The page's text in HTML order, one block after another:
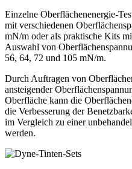
Einzelne Oberflächenenergie-
mit verschiedenen
mN/m oder als praktische Kits
Auswahl von
56, 64, 72 und 105 mN/m.
Durch Auftragen von
ansteigender
Oberfläche kann die
die Verbesserung der
im Vergleich zu einer
werden.